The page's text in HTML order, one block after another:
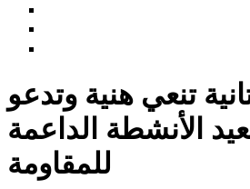
تنعي هنية وتدعو
الأنشطة الداعمة
للمقاومة